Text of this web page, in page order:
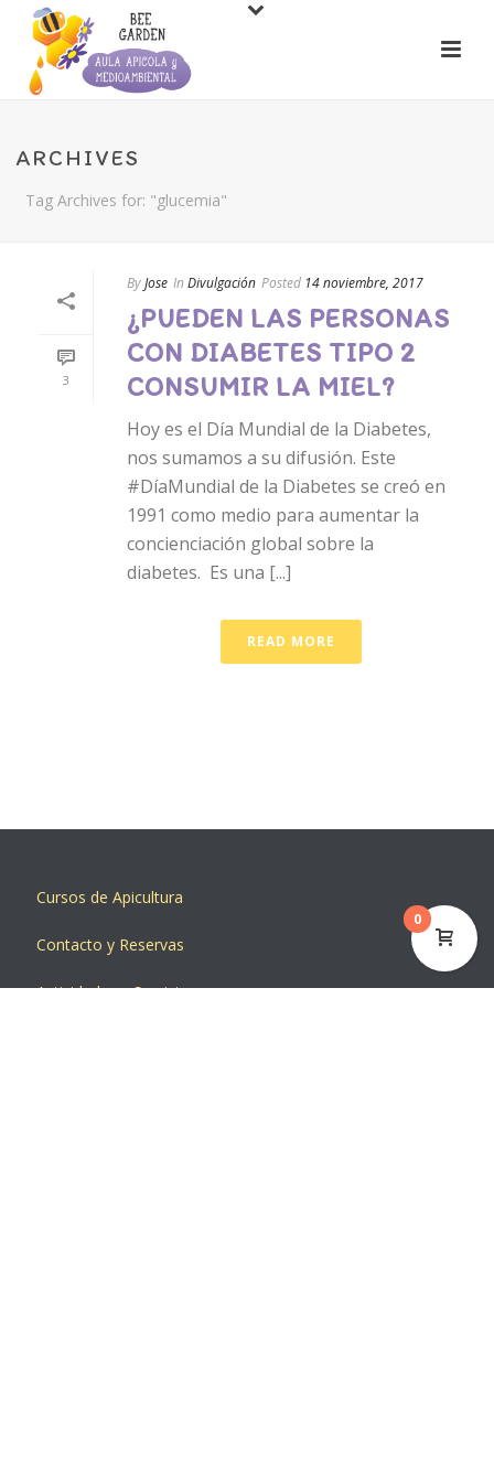
ARCHIVES
Tag Archives for: "glucemia"
3
ByJose In Divulgación Posted 14 noviembre, 2017
¿PUEDEN LAS PERSONAS
CON DIABETES TIPO 2
CONSUMIR LA MIEL?
Hoy es el Día Mundial de la Diabetes,
nos sumamos a su difusión. Este
#DíaMundial de la Diabetes se creó en
1991 como medio para aumentar la
concienciación global sobre la
diabetes. Es una [...]
READ MORE
Cursos de Apicultura
Contacto y Reservas
Actividades y Servicios
0